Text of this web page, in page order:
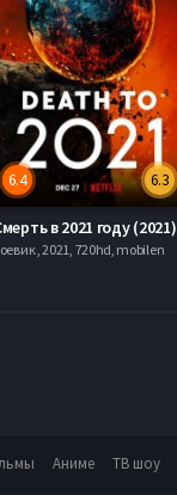
6.3
6.4
в 2021 году (2021)
, 2021, 720hd, mobilen
Аниме ТВ шоу